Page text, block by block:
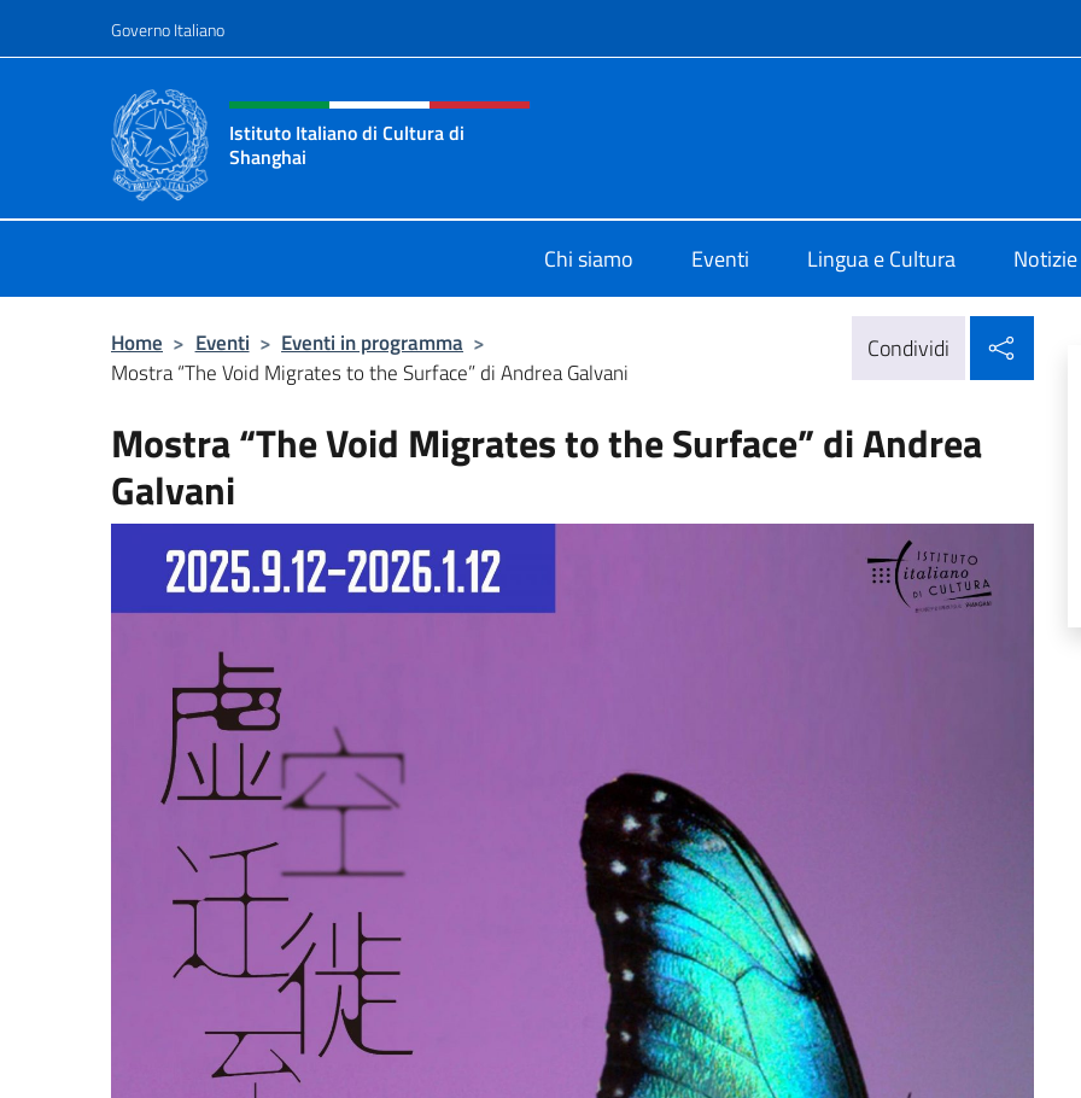
Governo Italiano
Intestazione sito, social e menù
Istituto Italiano di Cultura di
Shanghai
Chi siamo
Eventi Lingua e Cultura Notizie
Home > Eventi > Eventi in programma >
Mostra “The Void Migrates to the Surface” di Andrea Galvani
Condividi
Mostra “The Void Migrates to the Surface” di Andrea
Galvani